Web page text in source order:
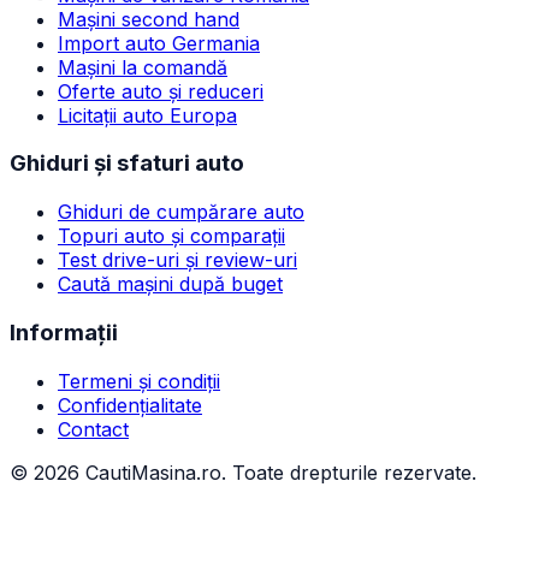
Mașini second hand
Import auto Germania
Mașini la comandă
Oferte auto și reduceri
Licitații auto Europa
Ghiduri și sfaturi auto
Ghiduri de cumpărare auto
Topuri auto și comparații
Test drive-uri și review-uri
Caută mașini după buget
Informații
Termeni și condiții
Confidențialitate
Contact
© 2026 CautiMasina.ro. Toate drepturile rezervate.